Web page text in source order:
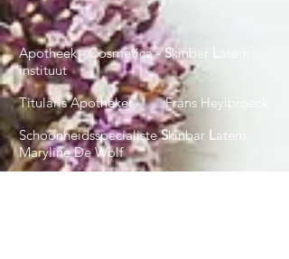
Apotheek - Cosmetica -Skinbar L
instituut
Titularis Apotheker Frans Heylbroeck
SchoonheidsspecialisteSkinbar Latem
Maryline De Wolf